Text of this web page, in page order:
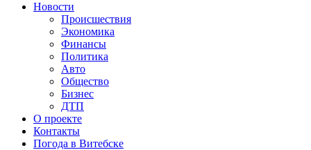
Новости
Происшествия
Экономика
Финансы
Политика
Авто
Общество
Бизнес
ДТП
О проекте
Контакты
Погода в Витебске